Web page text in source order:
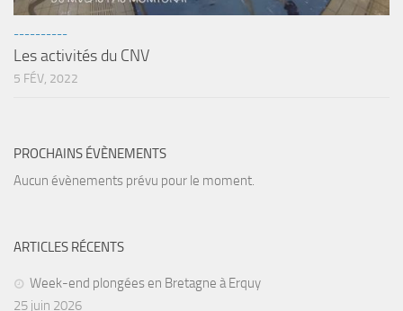
Section Matériel
Occasions
----------
Les activités du CNV
5 FÉV, 2022
PROCHAINS ÉVÈNEMENTS
Aucun évènements prévu pour le moment.
ARTICLES RÉCENTS
Week-end plongées en Bretagne à Erquy
25 juin 2026